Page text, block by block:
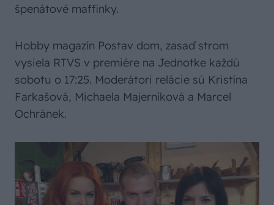
špenátové maffinky.
Hobby magazín Postav dom, zasaď strom
vysiela RTVS v premiére na Jednotke každú
sobotu o 17:25. Moderátori relácie sú Kristína
Farkašová, Michaela Majerníková a Marcel
Ochránek.